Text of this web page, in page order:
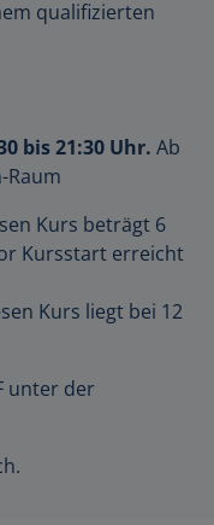
qualifizierten
bis 21:30 Uhr. Ab
Raum
Kurs beträgt 6
Kursstart erreicht
Kurs liegt bei 12
unter der